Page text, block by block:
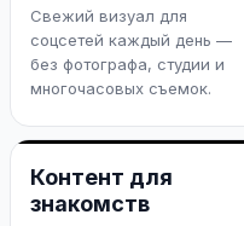
Свежий визуал для
соцсетей каждый день —
без фотографа, студии и
многочасовых съемок.
Контент для
знакомств